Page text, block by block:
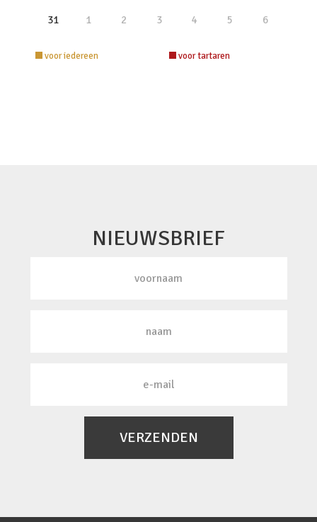
31 1 2 3 4 5 6
voor iedereen voor tartaren
NIEUWSBRIEF
VERZENDEN